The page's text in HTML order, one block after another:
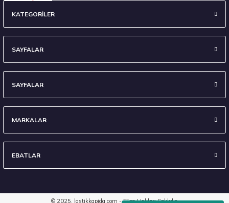
Hankook 215/50R19 93H iON i*cept IW01 EV, Sound Absorber (Foam) Kış 2024
KATEGORİLER
SAYFALAR
SAYFALAR
MARKALAR
EBATLAR
© 2025, lastikkapida.com - Tüm Hakları Saklıdır.